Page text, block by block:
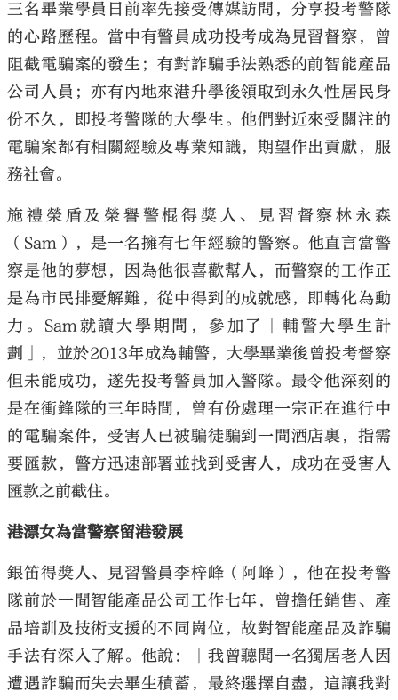
三名畢業學員日前率先接受傳媒訪問，分享投考警隊
的心路歷程。當中有警員成功投考成為見習督察，曾
阻截電騙案的發生；有對詐騙手法熟悉的前智能產品
公司人員；亦有內地來港升學後領取到永久性居民身
份不久，即投考警隊的大學生。他們對近來受關注的
電騙案都有相關經驗及專業知識，期望作出貢獻，服
務社會。
施禮榮盾及榮譽警棍得獎人、見習督察林永森
（Sam），是一名擁有七年經驗的警察。他直言當警
察是他的夢想，因為他很喜歡幫人，而警察的工作正
是為市民排憂解難，從中得到的成就感，即轉化為動
力。Sam就讀大學期間，參加了「輔警大學生計
劃」，並於2013年成為輔警，大學畢業後曾投考督察
但未能成功，遂先投考警員加入警隊。最令他深刻的
是在衝鋒隊的三年時間，曾有份處理一宗正在進行中
的電騙案件，受害人已被騙徒騙到一間酒店裏，指需
要匯款，警方迅速部署並找到受害人，成功在受害人
匯款之前截住。
港漂女為當警察留港發展
銀笛得獎人、見習警員李梓峰（阿峰），他在投考警
隊前於一間智能產品公司工作七年，曾擔任銷售、產
品培訓及技術支援的不同崗位，故對智能產品及詐騙
手法有深入了解。他說：「我曾聽聞一名獨居老人因
遭遇詐騙而失去畢生積蓄，最終選擇自盡，這讓我對